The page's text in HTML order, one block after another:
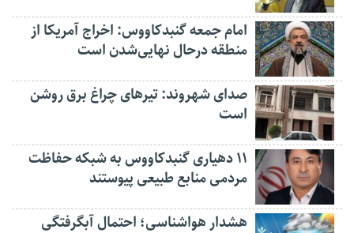
امام جمعه گنبدکاووس: اخراج آمریکا از
منطقه درحال نهایی‌شدن است
صدای شهروند: تیرهای چراغ برق روشن
است
۱۱ دهیاری گنبدکاووس به شبکه حفاظت
مردمی منابع طبیعی پیوستند
هشدار هواشناسی؛ احتمال آبگرفتگی